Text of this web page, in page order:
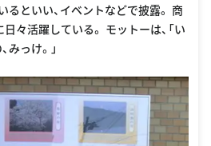
るといい、イベントなどで披露。 商
々活躍している。 モットーは、「い
みっけ。」